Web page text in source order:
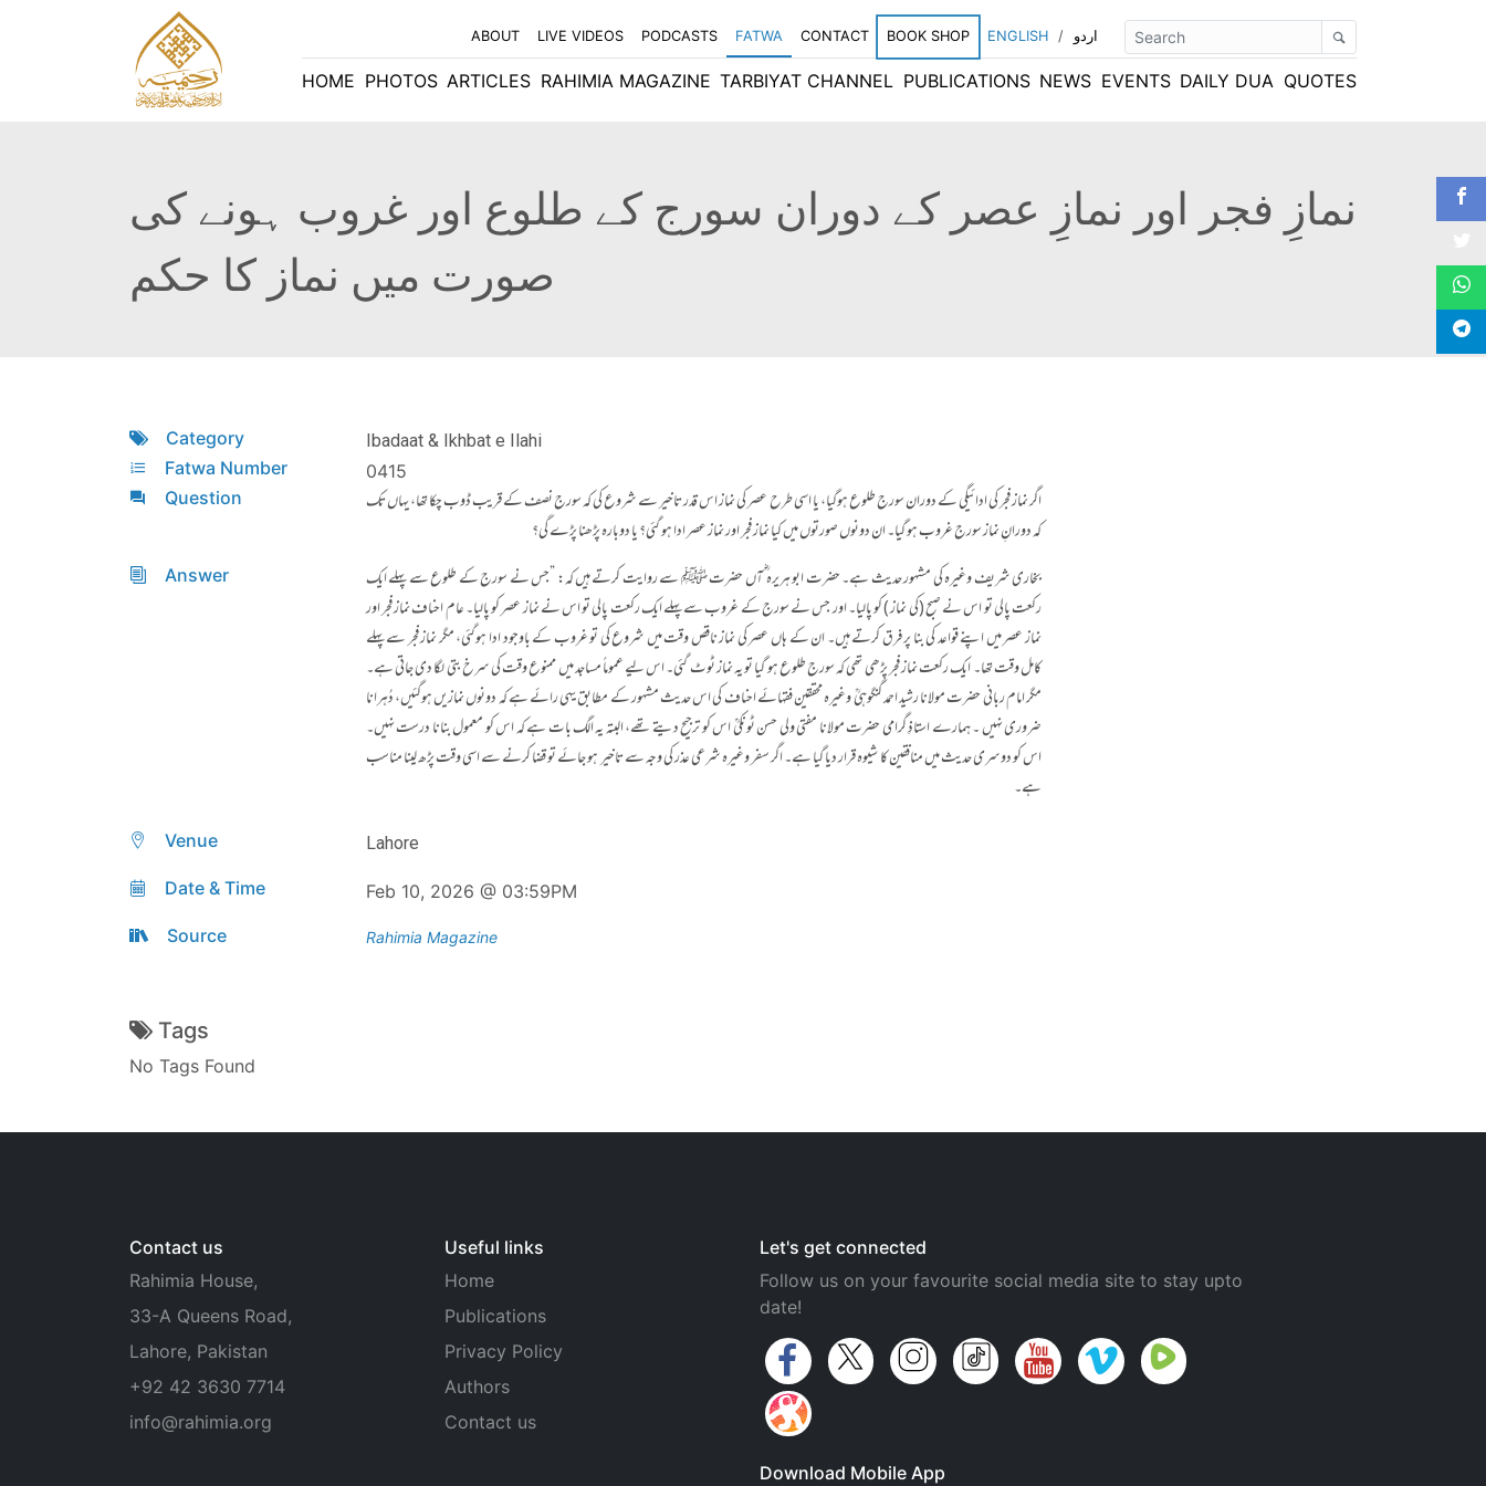
ABOUT LIVE VIDEOS PODCASTS FATWA CONTACT BOOK SHOP ENGLISH / اردو
HOME PHOTOS ARTICLES RAHIMIA MAGAZINE TARBIYAT CHANNEL PUBLICATIONS NEWS EVENTS DAILY DUA QUOTES
نمازِ فجر اور نمازِ عصر کے دوران سورج کے طلوع اور غروب ہونے کی
صورت میں نماز کا حکم
Category Ibadaat & Ikhbat e Ilahi
Fatwa Number
0415
Question
اگر نماز فجر کی ادائیگی کے دوران سورج طلوع ہوگیا، یا اسی طرح عصر کی نماز اس قدر تاخیر سے شروع کی کہ سورج نصف کے قریب ڈوب چکا تھا، یہاں تک
کہ دورانِ نماز سورج غروب ہو گیا۔ ان دونوں صورتوں میں کیا نماز فجر اور نماز عصر ادا ہو گئی؟ یا دوبارہ پڑھنا پڑے گی؟
Answer
بخاری شریف وغیرہ کی مشہور حدیث ہے۔ حضرت ابو ہریرہ ؓ آں حضرت ﷺ سے روایت کرتے ہیں کہ: ”جس نے سورج کے طلوع سے پہلے ایک
رکعت پالی تو اس نے صبح (کی نماز ) کو پالیا۔ اور جس نے سورج کے غروب سے پہلے ایک رکعت پالی تو اس نے نماز عصر کو پالیا۔ عام احناف نماز فجر اور
نماز عصر میں اپنے قواعد کی بنا پر فرق کرتے ہیں۔ ان کے ہاں عصر کی نماز ناقص وقت میں شروع کی تو غروب کے باوجود ادا ہوگئی، مگر نماز فجر سے پہلے
کامل وقت تھا۔ ایک رکعت نماز فجر پڑھی تھی کہ سورج طلوع ہو گیا تو یہ نماز ٹوٹ گئی۔ اس لیے عموماً مساجد میں ممنوع وقت کی سرخ بتی لگا دی جاتی ہے۔
مگر امام ربانی حضرت مولانا رشید احمد گنگوہیؒ وغیرہ محققین فقہائے احناف کی اس حدیث مشہور کے مطابق یہی رائے ہے کہ دونوں نمازیں ہوگئیں، دُہرانا
ضروری نہیں ۔ ہمارے استاذِ گرامی حضرت مولانا مفتی ولی حسن ٹونکیؒ اس کو ترجیح دیتے تھے، البتہ یہ الگ بات ہے کہ اس کو معمول بنانا درست نہیں۔
اس کو دوسری حدیث میں منافقین کا شیوہ قرار دیا گیا ہے۔ اگر سفر وغیرہ شرعی عذر کی وجہ سے تاخیر ہو جائے تو قضا کرنے سے اسی وقت پڑھ لینا مناسب
ہے۔
Venue Lahore
Date & Time
Feb 10, 2026 @ 03:59PM
Source
Rahimia Magazine
Tags
No Tags Found
Contact us
Rahimia House,
33-A Queens Road,
Lahore, Pakistan
+92 42 3630 7714
info@rahimia.org
Useful links
Home
Publications
Privacy Policy
Authors
Contact us
Let's get connected
Follow us on your favourite social media site to stay upto
date!
Download Mobile App